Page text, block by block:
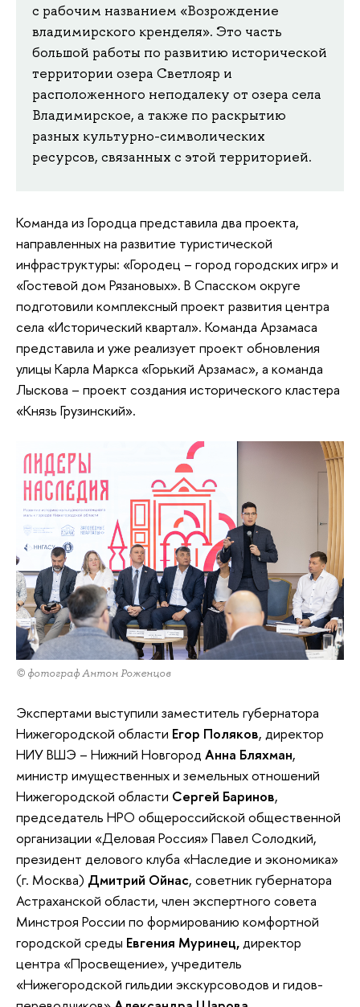
с рабочим названием «Возрождение
владимирского кренделя». Это часть
большой работы по развитию исторической
территории озера Светлояр и
расположенного неподалеку от озера села
Владимирское, а также по раскрытию
разных культурно-символических
ресурсов, связанных с этой территорией.
Команда из Городца представила два проекта,
направленных на развитие туристической
инфраструктуры: «Городец – город городских игр» и
«Гостевой дом Рязановых». В Спасском округе
подготовили комплексный проект развития центра
села «Исторический квартал». Команда Арзамаса
представила и уже реализует проект обновления
улицы Карла Маркса «Горький Арзамас», а команда
Лыскова – проект создания исторического кластера
«Князь Грузинский».
© фотограф Антон Роженцов
Экспертами выступили заместитель губернатора
Нижегородской области Егор Поляков, директор
НИУ ВШЭ – Нижний Новгород Анна Бляхман,
министр имущественных и земельных отношений
Нижегородской области Сергей Баринов,
председатель НРО общероссийской общественной
организации «Деловая Россия» Павел Солодкий,
президент делового клуба «Наследие и экономика»
(г. Москва) Дмитрий Ойнас, советник губернатора
Астраханской области, член экспертного совета
Минстроя России по формированию комфортной
городской среды Евгения Муринец,директор
центра «Просвещение», учредитель
«Нижегородской гильдии экскурсоводов и гидов-